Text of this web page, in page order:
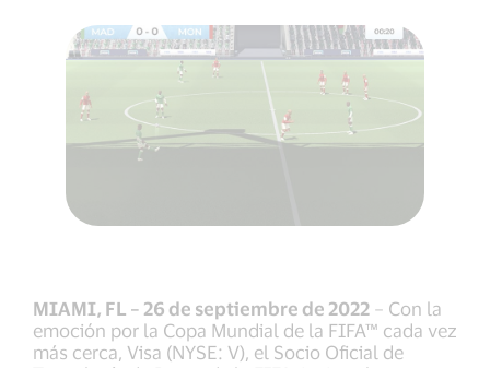
MIAMI, FL – 26 de septiembre de 2022 – Con la
emoción por la Copa Mundial de la FIFA™ cada vez
más cerca, Visa (NYSE: V), el Socio Oficial de